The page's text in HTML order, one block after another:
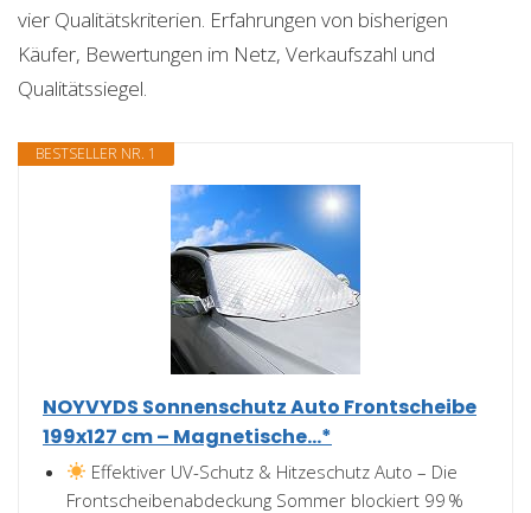
vier Qualitätskriterien. Erfahrungen von bisherigen
Käufer, Bewertungen im Netz, Verkaufszahl und
Qualitätssiegel.
BESTSELLER NR. 1
NOYVYDS Sonnenschutz Auto Frontscheibe
199x127 cm – Magnetische...*
Effektiver UV-Schutz & Hitzeschutz Auto – Die
Frontscheibenabdeckung Sommer blockiert 99 %